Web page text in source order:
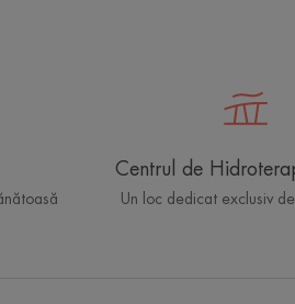
Centrul de
Un loc dedicat exclusiv